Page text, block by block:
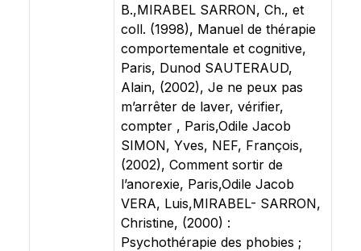
B.,MIRABEL SARRON, Ch., et
coll. (1998), Manuel de thérapie
comportementale et cognitive,
Paris, Dunod SAUTERAUD,
Alain, (2002), Je ne peux pas
m’arrêter de laver, vérifier,
compter , Paris,Odile Jacob
SIMON, Yves, NEF, François,
(2002), Comment sortir de
l’anorexie, Paris,Odile Jacob
VERA, Luis,MIRABEL- SARRON,
Christine, (2000) :
Psychothérapie des phobies ;